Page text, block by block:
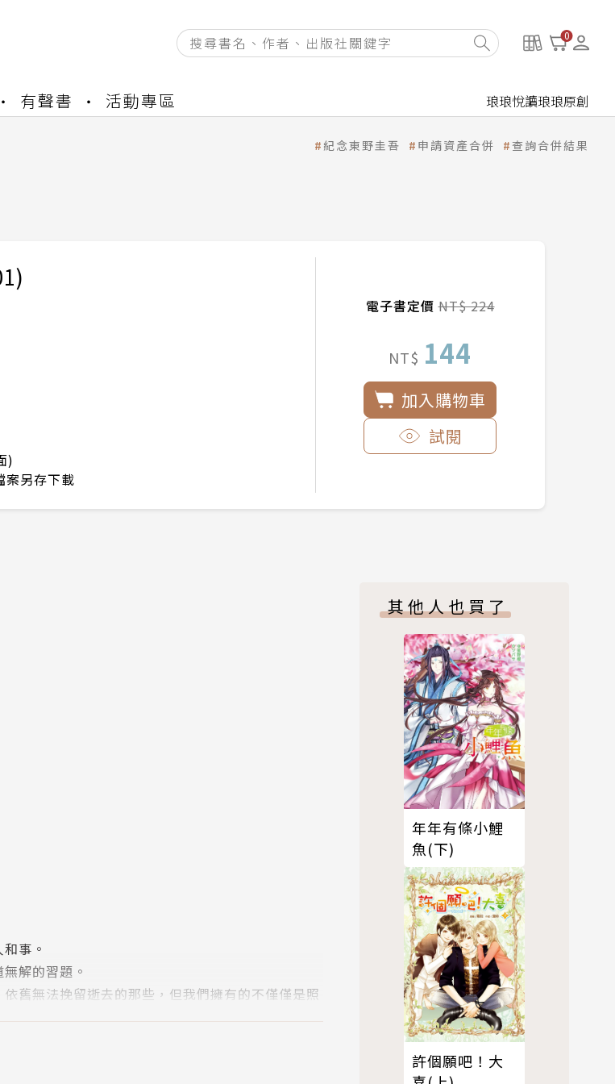
0
有聲書 活動專區 琅琅悅讀琅琅原創
閱讀服務
紀念東野圭吾 申請資產合併 查詢合併結果
)
案另存下載
電子書定價NT$ 224
NT$ 144
加入購物車
試閱
事。
解的習題。
舊無法挽留逝去的那些，但我們擁有的不僅僅是照
機會，只要您願意讓您的摯愛從此只是一件商品，
其他人也買了
年年有條小鯉
魚(下)
許個願吧！大